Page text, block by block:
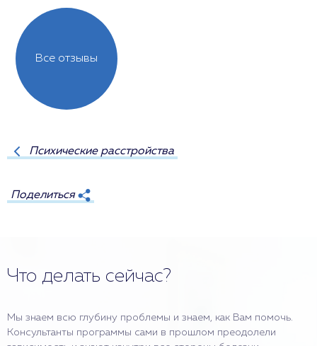
Все отзывы
Психические расстройства
Поделиться
Что делать сейчас?
Мы знаем всю глубину проблемы и знаем, как Вам помочь.
Консультанты программы сами в прошлом преодолели